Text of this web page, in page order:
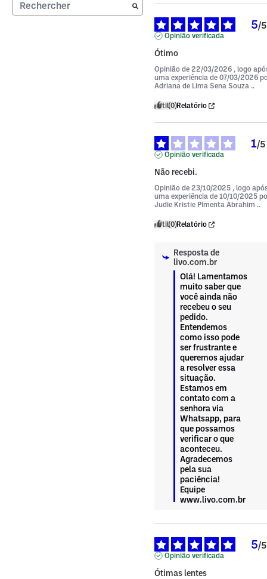
5/5
Opinião verificada
Ótimo
Opinião de 22/03/2026 , logo
uma experiência de 07/03/2026
Adriana de Lima Sena Souza ..
Útil(0)Relatório
1/5
Opinião verificada
Não recebi.
Opinião de 23/10/2025 , logo
uma experiência de 10/10/2025
Judie Kristie Pimenta Abrahim ..
Útil(0)Relatório
Resposta de
livo.com.br
Olá! Lamentamos
muito saber que
você ainda não
recebeu o seu
pedido.
Entendemos
como isso pode
ser frustrante e
queremos ajudar
a resolver essa
situação.
Estamos em
contato com a
senhora via
Whatsapp, para
que possamos
verificar o que
aconteceu.
Agradecemos
pela sua
paciência!
Equipe
www.livo.com.br
5/5
Opinião verificada
Ótimas lentes